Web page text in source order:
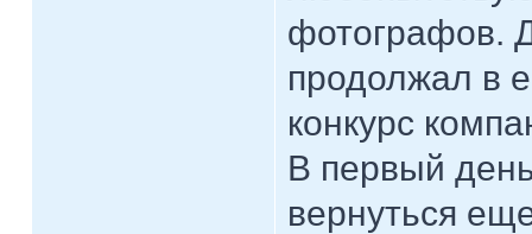
фотографов.
продолжал в
конкурс
В первый
вернуться